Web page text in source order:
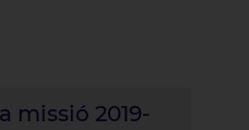
missió 2019-